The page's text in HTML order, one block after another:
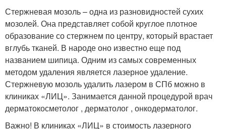
Стержневая мозоль – одна из разновидностей сухих
мозолей. Она представляет собой круглое плотное
образование со стержнем по центру, который врастает
вглубь тканей. В народе оно известно еще под
названием шипица. Одним из самых современных
методом удаления является лазерное удаление.
Стержневую мозоль удалить лазером в СПб можно в
клиниках «ЛИЦ». Занимается данной процедурой врач
дерматокосметолог , дерматолог , онкодерматолог.
Важно! В клиниках «ЛИЦ» в стоимость лазерного